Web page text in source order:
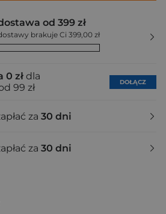
od 399 zł
brakuje Ci 399,00 zł
0 zł dla
99 zł
DOŁĄCZ
za 30 dni
za 30 dni